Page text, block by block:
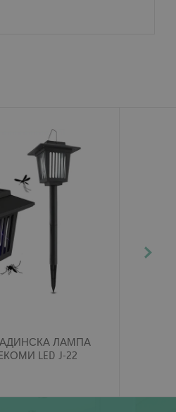
ЛАМПА
LED J-22